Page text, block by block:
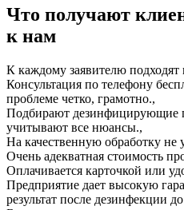
Что получают
к нам
К каждому заявителю подходят
Консультация по телефону
проблеме четко, грамотно.,
Подбирают дезинфицирующие
учитывают все нюансы.,
На качественную обработку не
Очень адекватная стоимость
Оплачивается карточкой или
Предприятие дает высокую
результат после дезинфекции